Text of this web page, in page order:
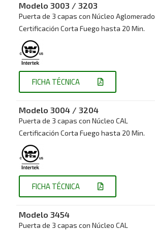
Modelo 3003 / 3203
Puerta de 3 capas con Núcleo Aglomerado
Certificación Corta Fuego hasta 20 Min.
FICHA TÉCNICA
Modelo 3004 / 3204
Puerta de 3 capas con Núcleo CAL
Certificación Corta Fuego hasta 20 Min.
FICHA TÉCNICA
Modelo 3454
Puerta de 3 capas con Núcleo CAL